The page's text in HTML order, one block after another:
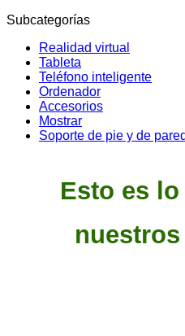
Subcategorías
Realidad virtual
Tableta
Teléfono inteligente
Ordenador
Accesorios
Mostrar
Soporte de pie y de pared
Esto es